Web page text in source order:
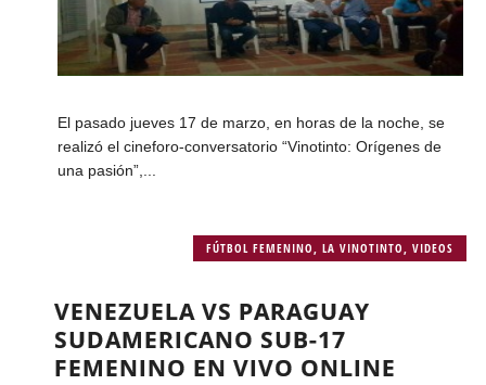
El pasado jueves 17 de marzo, en horas de la noche, se
realizó el cineforo-conversatorio “Vinotinto: Orígenes de
una pasión”,...
FÚTBOL FEMENINO,LA VINOTINTO,VIDEOS
VENEZUELA VS PARAGUAY
SUDAMERICANO SUB-17
FEMENINO EN VIVO ONLINE